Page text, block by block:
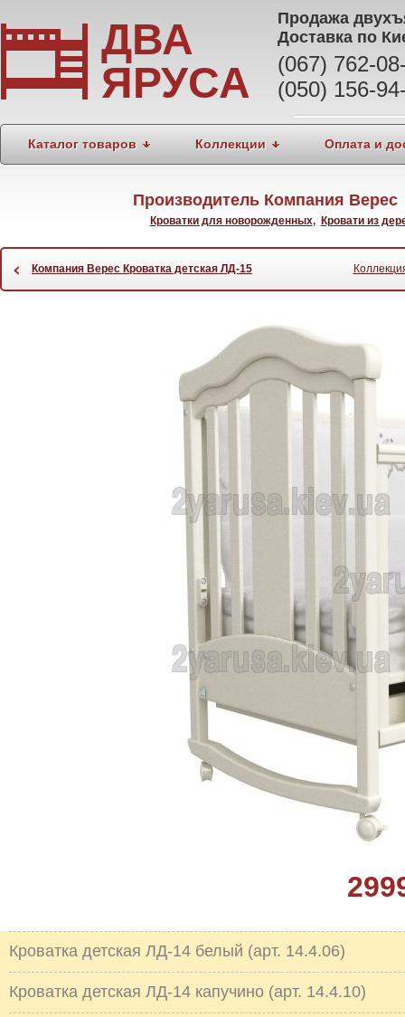
ДВА
ЯРУСА
Продажа
Доставка по
(067) 762-
(050) 156-
Каталог товаров Коллекции Оплата и
Производитель Компания
Кроватки для новорожденных, Кровати из
‹ Компания Верес Кроватка детская ЛД-15
Кроватка детская ЛД-14 белый (арт. 14.4.06)
Кроватка детская ЛД-14 капучино (арт. 14.4.10)